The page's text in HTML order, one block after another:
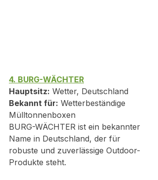
4. BURG-WÄCHTER
Hauptsitz: Wetter, Deutschland
Bekannt für: Wetterbeständige
Mülltonnenboxen
BURG-WÄCHTER ist ein bekannter
Name in Deutschland, der für
robuste und zuverlässige Outdoor-
Produkte steht.